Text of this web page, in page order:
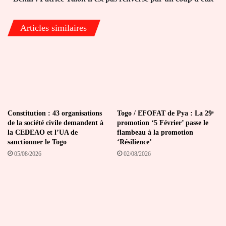
Articles similaires
Constitution : 43 organisations
de la société civile demandent à
la CEDEAO et l’UA de
sanctionner le Togo
05/08/2026
Togo / EFOFAT de Pya : La 29ᵉ
promotion ‘5 Février’ passe le
flambeau à la promotion
‘Résilience’
02/08/2026